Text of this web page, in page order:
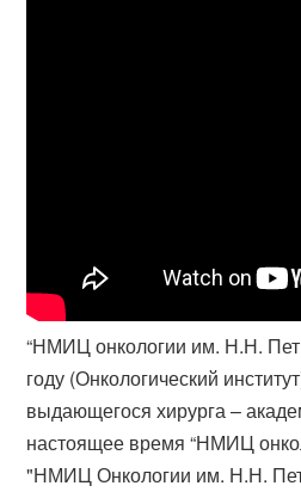
“НМИЦ онкологии им. Н.Н.
году (Онкологический
выдающегося хирурга –
настоящее время “НМИЦ
"НМИЦ Онкологии им. Н.Н.